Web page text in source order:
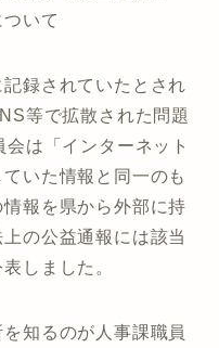
いて
録されていたとされ
等で拡散された問題
は「インターネット
いた情報と同一のも
報を県から外部に持
の公益通報には該当
しました。
知るのが人事課職員